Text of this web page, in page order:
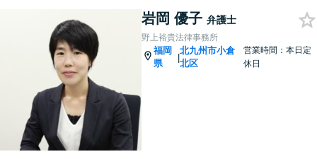
岩岡 優子 弁護士
野上裕貴法律事務所
福岡
県
|
北九州市小倉
北区
営業時間：本日定
休日